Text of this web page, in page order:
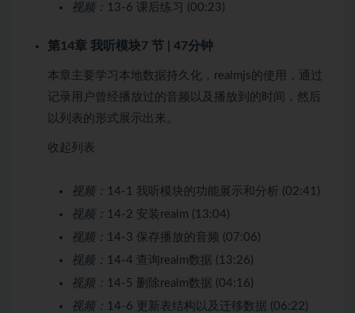
视频： 13-6 课后练习 (00:23)
第14章 我听模块7 节 | 47分钟
本章主要学习本地数据持久化，realmjs的使用，通过
记录用户曾经播放过的音频以及播放到的时间，然后
以列表的形式展示出来。
收起列表
视频： 14-1 我听模块的功能展示和分析 (02:41)
视频： 14-2 安装realm (13:04)
视频： 14-3 保存播放的音频 (07:06)
视频： 14-4 查询realm数据 (13:26)
视频： 14-5 删除realm数据 (04:16)
视频： 14-6 更新表结构以及迁移数据 (06:22)